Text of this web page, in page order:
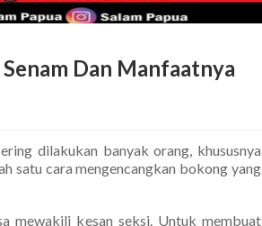
Dan Manfaatnya
dilakukan banyak orang, khususnya
satu cara mengencangkan bokong yang
mewakili kesan seksi. Untuk membuat